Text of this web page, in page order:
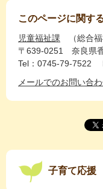
このページに関す
児童福祉課
総合
〒639-0251
奈良県
Tel：0745-79-7522
メールでのお問い合
子育て応援